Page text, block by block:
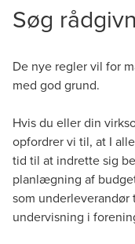
Søg
De nye regler vil for
med god grund.
Hvis du eller din
opfordrer vi til, at I
tid til at indrette sig
planlægning af
som underleverandør
undervisning i